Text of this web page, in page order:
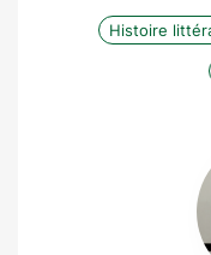
Histoire